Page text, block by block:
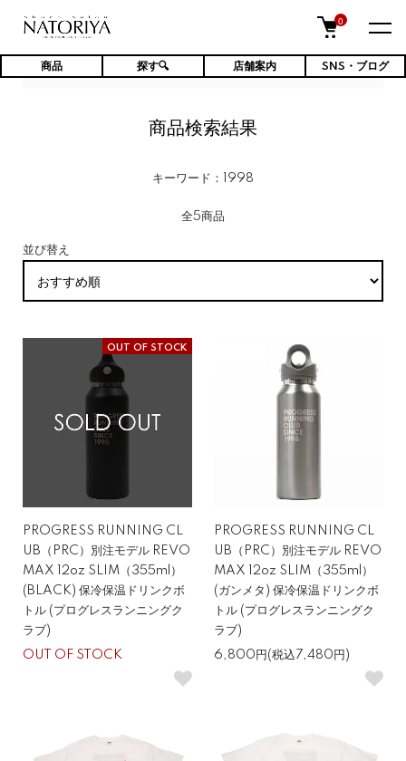
0
商品 探す🔍 店舗案内 SNS・ブログ
TOP 商品検索結果
商品検索結果
キーワード：1998
全5商品
並び替え
OUT OF STOCK
PROGRESS RUNNING CL
UB（PRC）別注モデル REVO
MAX 12oz SLIM（355ml）
(BLACK) 保冷保温ドリンクボ
トル (プログレスランニングク
ラブ)
OUT OF STOCK
PROGRESS RUNNING CL
UB（PRC）別注モデル REVO
MAX 12oz SLIM（355ml）
(ガンメタ) 保冷保温ドリンクボ
トル (プログレスランニングク
ラブ)
6,800円(税込7,480円)